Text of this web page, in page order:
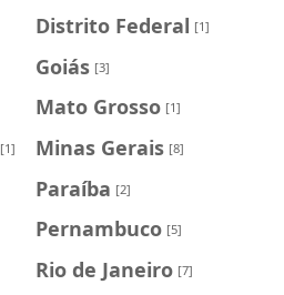
Distrito Federal [1]
Goiás [3]
Mato Grosso [1]
[1] Minas Gerais [8]
Paraíba [2]
Pernambuco [5]
Rio de Janeiro [7]